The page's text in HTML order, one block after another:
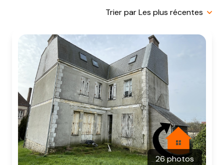
AGENCE
CONTACT
Trier par Les plus récentes
26 photos